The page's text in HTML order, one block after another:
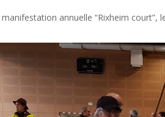
annuelle “Rixheim